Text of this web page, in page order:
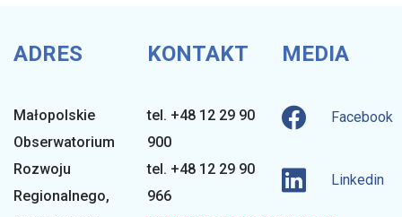
ADRES
Małopolskie
Obserwatorium
Rozwoju
Regionalnego,
KONTAKT
tel. +48 12 29 90
900
tel. +48 12 29 90
966
MEDIA
Facebook
Linkedin